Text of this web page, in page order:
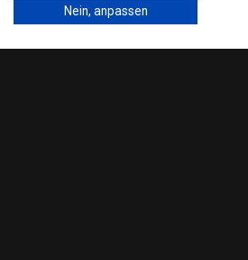
Nein, anpassen